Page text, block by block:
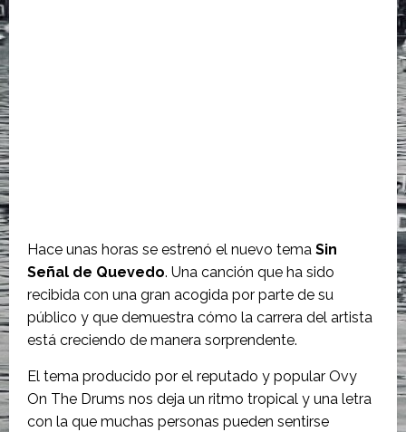
Hace unas horas se estrenó el nuevo tema Sin
Señal de Quevedo. Una canción que ha sido
recibida con una gran acogida por parte de su
público y que demuestra cómo la carrera del artista
está creciendo de manera sorprendente.
El tema producido por el reputado y popular Ovy
On The Drums nos deja un ritmo tropical y una letra
con la que muchas personas pueden sentirse